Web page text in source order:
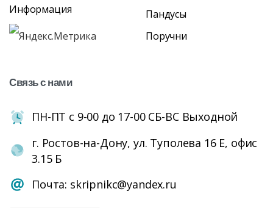
Информация
Пандусы
Поручни
Связьснами
ПН-ПТ с 9-00 до 17-00 СБ-ВС Выходной
г. Ростов-на-Дону, ул. Туполева 16 Е, офис
3.15 Б
Почта: skripnikc@yandex.ru